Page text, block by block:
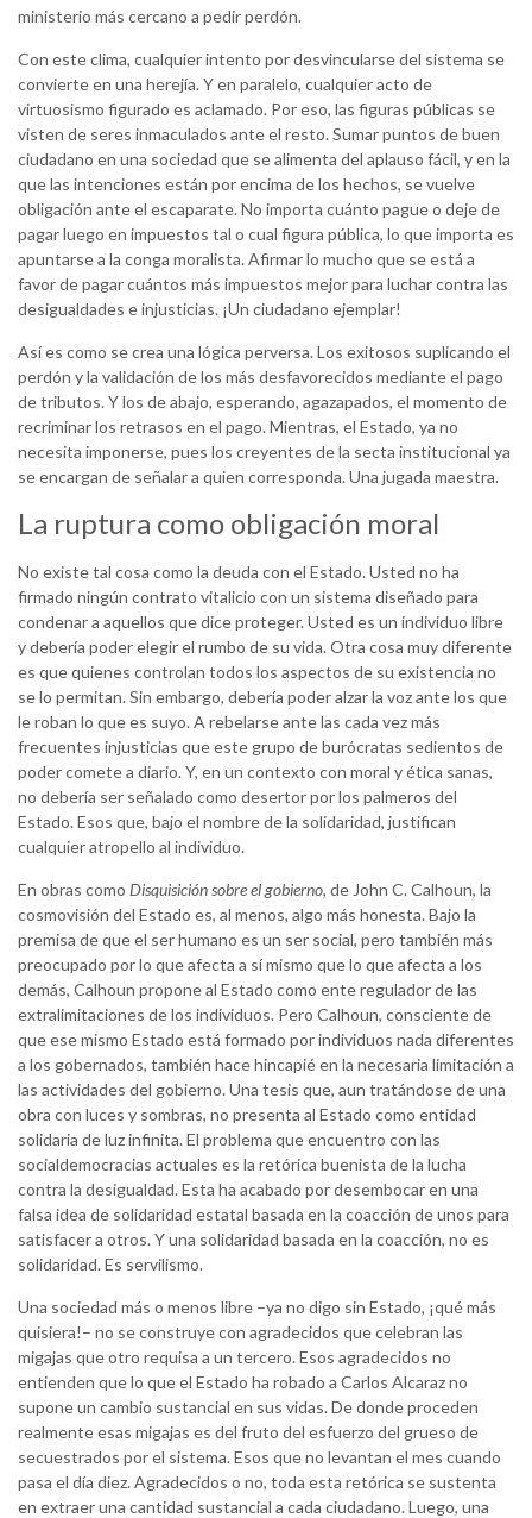
ministerio más cercano a pedir perdón.
Con este clima, cualquier intento por desvincularse del sistema se
convierte en una herejía. Y en paralelo, cualquier acto de
virtuosismo figurado es aclamado. Por eso, las figuras públicas se
visten de seres inmaculados ante el resto. Sumar puntos de buen
ciudadano en una sociedad que se alimenta del aplauso fácil, y en la
que las intenciones están por encima de los hechos, se vuelve
obligación ante el escaparate. No importa cuánto pague o deje de
pagar luego en impuestos tal o cual figura pública, lo que importa es
apuntarse a la conga moralista. Afirmar lo mucho que se está a
favor de pagar cuántos más impuestos mejor para luchar contra las
desigualdades e injusticias. ¡Un ciudadano ejemplar!
Así es como se crea una lógica perversa. Los exitosos suplicando el
perdón y la validación de los más desfavorecidos mediante el pago
de tributos. Y los de abajo, esperando, agazapados, el momento de
recriminar los retrasos en el pago. Mientras, el Estado, ya no
necesita imponerse, pues los creyentes de la secta institucional ya
se encargan de señalar a quien corresponda. Una jugada maestra.
La ruptura como obligación moral
No existe tal cosa como la deuda con el Estado. Usted no ha
firmado ningún contrato vitalicio con un sistema diseñado para
condenar a aquellos que dice proteger. Usted es un individuo libre
y debería poder elegir el rumbo de su vida. Otra cosa muy diferente
es que quienes controlan todos los aspectos de su existencia no
se lo permitan. Sin embargo, debería poder alzar la voz ante los que
le roban lo que es suyo. A rebelarse ante las cada vez más
frecuentes injusticias que este grupo de burócratas sedientos de
poder comete a diario. Y, en un contexto con moral y ética sanas,
no debería ser señalado como desertor por los palmeros del
Estado. Esos que, bajo el nombre de la solidaridad, justifican
cualquier atropello al individuo.
En obras como Disquisición sobre el gobierno, de John C. Calhoun, la
cosmovisión del Estado es, al menos, algo más honesta. Bajo la
premisa de que el ser humano es un ser social, pero también más
preocupado por lo que afecta a sí mismo que lo que afecta a los
demás, Calhoun propone al Estado como ente regulador de las
extralimitaciones de los individuos. Pero Calhoun, consciente de
que ese mismo Estado está formado por individuos nada diferentes
a los gobernados, también hace hincapié en la necesaria limitación a
las actividades del gobierno. Una tesis que, aun tratándose de una
obra con luces y sombras, no presenta al Estado como entidad
solidaria de luz infinita. El problema que encuentro con las
socialdemocracias actuales es la retórica buenista de la lucha
contra la desigualdad. Esta ha acabado por desembocar en una
falsa idea de solidaridad estatal basada en la coacción de unos para
satisfacer a otros. Y una solidaridad basada en la coacción, no es
solidaridad. Es servilismo.
Una sociedad más o menos libre –ya no digo sin Estado, ¡qué más
quisiera!– no se construye con agradecidos que celebran las
migajas que otro requisa a un tercero. Esos agradecidos no
entienden que lo que el Estado ha robado a Carlos Alcaraz no
supone un cambio sustancial en sus vidas. De donde proceden
realmente esas migajas es del fruto del esfuerzo del grueso de
secuestrados por el sistema. Esos que no levantan el mes cuando
pasa el día diez. Agradecidos o no, toda esta retórica se sustenta
en extraer una cantidad sustancial a cada ciudadano. Luego, una